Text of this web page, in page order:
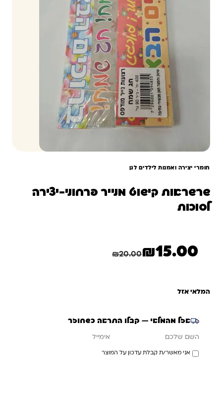
חומרי יצירה ואמנות לילדים לגן
שרשראות קישוט מנייר פרחוני-יצירה
לסוכות
₪20.00
המחיר המקורי היה: ₪20.00.
₪15.00
המחיר הנוכחי הוא: ₪15.00.
המלאי אזל
אזל מהמלאי — קבלו התראה כשחוזר
אני מאשר/ת קבלת עדכון על המוצר